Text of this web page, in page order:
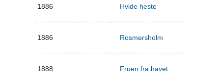
1886 Hvide heste
1886 Rosmersholm
1888 Fruen fra havet